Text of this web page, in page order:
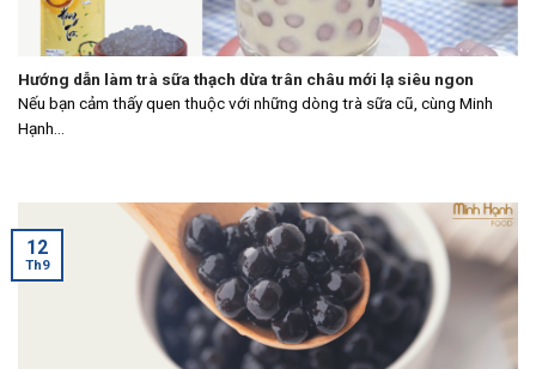
Hướng dẫn làm trà sữa thạch dừa trân châu mới lạ siêu ngon
Nếu bạn cảm thấy quen thuộc với những dòng trà sữa cũ, cùng Minh
Hạnh...
12
Th9